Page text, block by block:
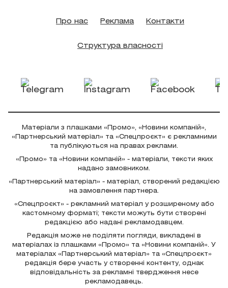
Про нас Реклама Контакти
Структура власності
Матеріали з плашками «Промо», «Новини компаній»,
«Партнерський матеріал» та «Спецпроєкт» є рекламними
та публікуються на правах реклами.
«Промо» та «Новини компаній» - матеріали, тексти яких
надано замовником.
«Партнерський матеріал» - матеріал, створений редакцією
на замовлення партнера.
«Спецпроєкт» - рекламний матеріал у розширеному або
кастомному форматі; тексти можуть бути створені
редакцією або надані рекламодавцем.
Редакція може не поділяти погляди, викладені в
матеріалах із плашками «Промо» та «Новини компаній». У
матеріалах «Партнерський матеріал» та «Спецпроєкт»
редакція бере участь у створенні контенту, однак
відповідальність за рекламні твердження несе
рекламодавець.